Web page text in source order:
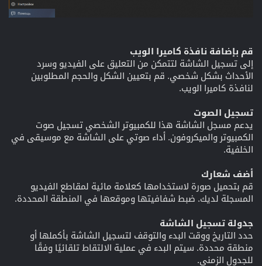
قم بإضافة نافذة كاميرا الويب
إلى تسجيل الشاشة لتتمكن من التعليق على الفيديو وسرد
الأحداث بشكل شخصي. قم بتعيين الشكل والحجم المطلوبين
لنافذة كاميرا الويب.
تسجيل الصوت
يدعم مسجل الشاشة هذا للكمبيوتر الشخصي تسجيل صوت
الكمبيوتر والميكروفون. أداء صوتي على الشاشة مع موسيقى في
الخلفية.
أضف شعارك
قم بتحميل صورة لاستخدامها كعلامة مائية لمقاطع الفيديو
المسجلة لديك. ضبط شفافيتها وموقعها في المنطقة المحددة.
جدولة تسجيل الشاشة
حدد التاريخ ووقت البدء والتوقف لتسجيل الشاشة بأكملها أو
منطقة محددة. سيتم البدء في عملية الالتقاط تلقائيًا وفقًا
للجدول الزمني.